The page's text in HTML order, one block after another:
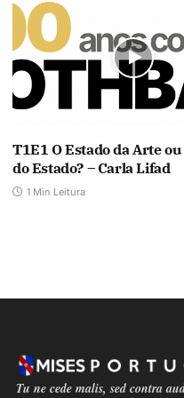
T1E1 O Estado da Arte
do Estado? – Carla Lifad
1 Min Leitura
Tu ne cede malis, sed contra